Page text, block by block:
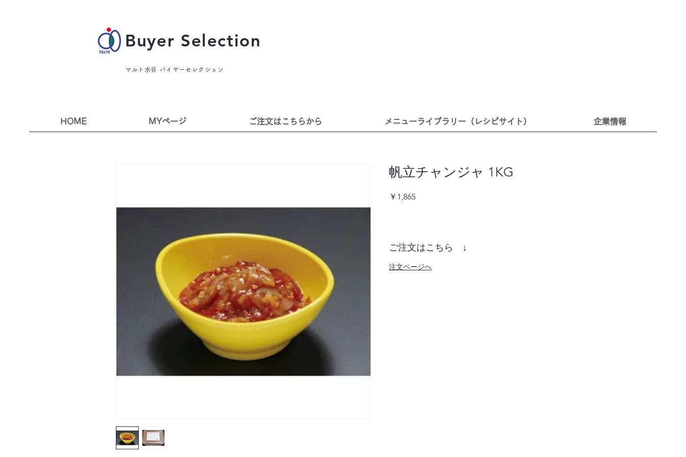
Buyer Selection
マルト水谷 バイヤーセレクション
HOME MYページ ご注文はこちらから メニューライブラリー（レシピサイト） 企業情報
帆立チャンジャ 1KG
￥1,865価
ご注文はこちら ↓
注文ページへ